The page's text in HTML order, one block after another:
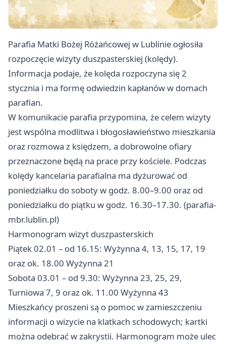
Parafia Matki Bożej Różańcowej w Lublinie ogłosiła
rozpoczęcie wizyty duszpasterskiej (kolędy).
Informacja podaje, że kolęda rozpoczyna się 2
stycznia i ma formę odwiedzin kapłanów w domach
parafian.
W komunikacie parafia przypomina, że celem wizyty
jest wspólna modlitwa i błogosławieństwo mieszkania
oraz rozmowa z księdzem, a dobrowolne ofiary
przeznaczone będą na prace przy kościele. Podczas
kolędy kancelaria parafialna ma dyżurować od
poniedziałku do soboty w godz. 8.00–9.00 oraz od
poniedziałku do piątku w godz. 16.30–17.30. (parafia-
mbr.lublin.pl)
Harmonogram wizyt duszpasterskich
Piątek 02.01 – od 16.15: Wyżynna 4, 13, 15, 17, 19
oraz ok. 18.00 Wyżynna 21
Sobota 03.01 – od 9.30: Wyżynna 23, 25, 29,
Turniowa 7, 9 oraz ok. 11.00 Wyżynna 43
Mieszkańcy proszeni są o pomoc w zamieszczeniu
informacji o wizycie na klatkach schodowych; kartki
można odebrać w zakrystii. Harmonogram może ulec